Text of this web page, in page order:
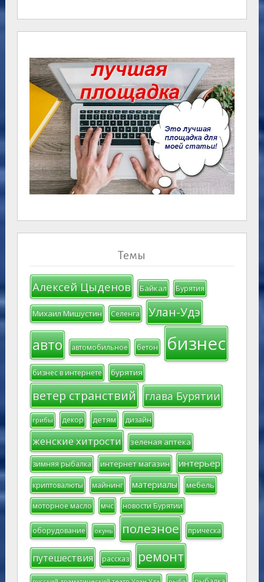
Темы
Алексей Цыденов Байкал Бурятия
Михаил Мишустин Селенга Улан-Удэ
авто автомобильное бетон бизнес
бизнес в интернете бурятия
ветер странствий глава Бурятии
грибы декор детям дизайн
женские хитрости зеленая аптека
зимняя рыбалка интернет магазин интерьер
криптовалюты майнинг материалы мебель
моторное масло мчс новости Бурятии
оборудование окунь полезное прическа
путешествия рассказ ремонт